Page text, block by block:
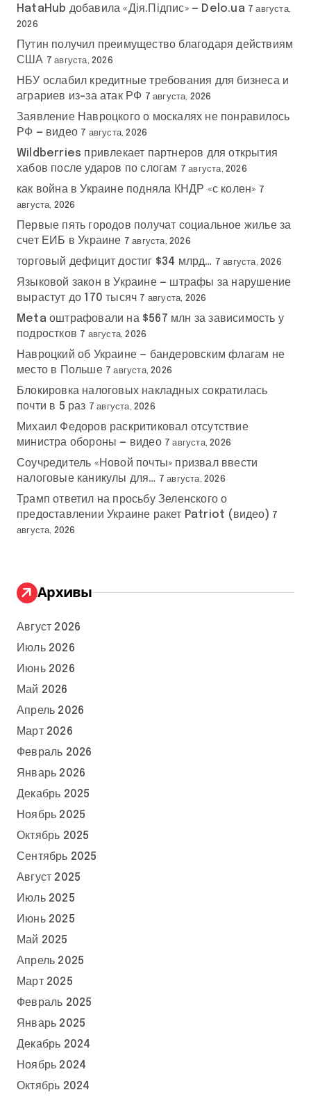
HataHub добавила «Дія.Підпис» — Delo.ua 7 августа,
2026
Путин получил преимущество благодаря действиям
США 7 августа, 2026
НБУ ослабил кредитные требования для бизнеса и
аграриев из-за атак РФ 7 августа, 2026
Заявление Навроцкого о москалях не понравилось
РФ — видео 7 августа, 2026
Wildberries привлекает партнеров для открытия
хабов после ударов по слогам 7 августа, 2026
как война в Украине подняла КНДР «с колен» 7
августа, 2026
Первые пять городов получат социальное жилье за
счет ЕИБ в Украине 7 августа, 2026
торговый дефицит достиг $34 млрд… 7 августа, 2026
Языковой закон в Украине — штрафы за нарушение
вырастут до 170 тысяч 7 августа, 2026
Meta оштрафовали на $567 млн за зависимость у
подростков 7 августа, 2026
Навроцкий об Украине — бандеровским флагам не
место в Польше 7 августа, 2026
Блокировка налоговых накладных сократилась
почти в 5 раз 7 августа, 2026
Михаил Федоров раскритиковал отсутствие
министра обороны — видео 7 августа, 2026
Соучредитель «Новой почты» призвал ввести
налоговые каникулы для… 7 августа, 2026
Трамп ответил на просьбу Зеленского о
предоставлении Украине ракет Patriot (видео) 7
августа, 2026
Архивы
Август 2026
Июль 2026
Июнь 2026
Май 2026
Апрель 2026
Март 2026
Февраль 2026
Январь 2026
Декабрь 2025
Ноябрь 2025
Октябрь 2025
Сентябрь 2025
Август 2025
Июль 2025
Июнь 2025
Май 2025
Апрель 2025
Март 2025
Февраль 2025
Январь 2025
Декабрь 2024
Ноябрь 2024
Октябрь 2024